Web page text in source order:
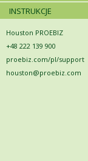
INSTRUKCJE
Houston PROEBIZ
+48 222 139 900
proebiz.com/pl/support
houston@proebiz.com